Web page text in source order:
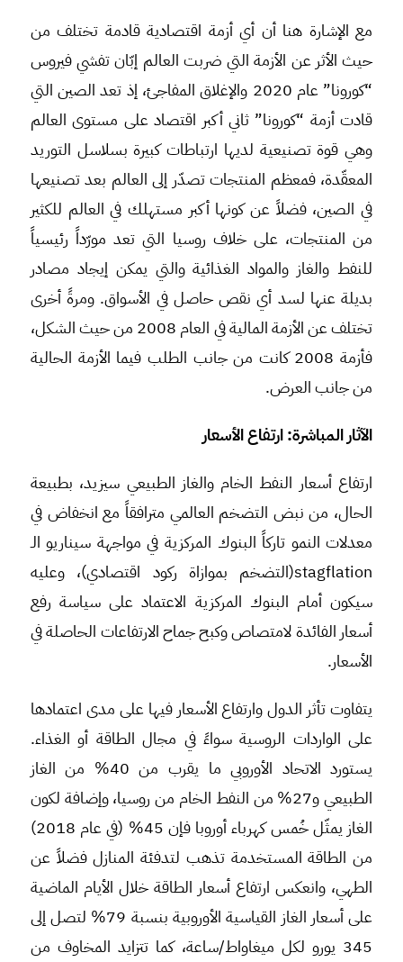
مع الإشارة هنا أن أي أزمة اقتصادية قادمة تختلف من
حيث الأثر عن الأزمة التي ضربت العالم إبّان تفشي فيروس
“كورونا” عام 2020 والإغلاق المفاجئ، إذ تعد الصين التي
قادت أزمة “كورونا” ثاني أكبر اقتصاد على مستوى العالم
وهي قوة تصنيعية لديها ارتباطات كبيرة بسلاسل التوريد
المعقّدة، فمعظم المنتجات تصدّر إلى العالم بعد تصنيعها
في الصين، فضلاً عن كونها أكبر مستهلك في العالم للكثير
من المنتجات، على خلاف روسيا التي تعد مورّداً رئيسياً
للنفط والغاز والمواد الغذائية والتي يمكن إيجاد مصادر
بديلة عنها لسد أي نقص حاصل في الأسواق. ومرةً أخرى
تختلف عن الأزمة المالية في العام 2008 من حيث الشكل،
فأزمة 2008 كانت من جانب الطلب فيما الأزمة الحالية
من جانب العرض.
الآثار المباشرة: ارتفاع الأسعار
ارتفاع أسعار النفط الخام والغاز الطبيعي سيزيد، بطبيعة
الحال، من نبض التضخم العالمي مترافقاً مع انخفاض في
معدلات النمو تاركاً البنوك المركزية في مواجهة سيناريو الـ
stagflation(التضخم بموازاة ركود اقتصادي)، وعليه
سيكون أمام البنوك المركزية الاعتماد على سياسة رفع
أسعار الفائدة لامتصاص وكبح جماح الارتفاعات الحاصلة في
الأسعار.
يتفاوت تأثر الدول وارتفاع الأسعار فيها على مدى اعتمادها
على الواردات الروسية سواءً في مجال الطاقة أو الغذاء.
يستورد الاتحاد الأوروبي ما يقرب من 40% من الغاز
الطبيعي و27% من النفط الخام من روسيا، وإضافة لكون
الغاز يمثّل خُمس كهرباء أوروبا فإن 45% (في عام 2018)
من الطاقة المستخدمة تذهب لتدفئة المنازل فضلاً عن
الطهي، وانعكس ارتفاع أسعار الطاقة خلال الأيام الماضية
على أسعار الغاز القياسية الأوروبية بنسبة 79% لتصل إلى
345 يورو لكل ميغاواط/ساعة، كما تتزايد المخاوف من